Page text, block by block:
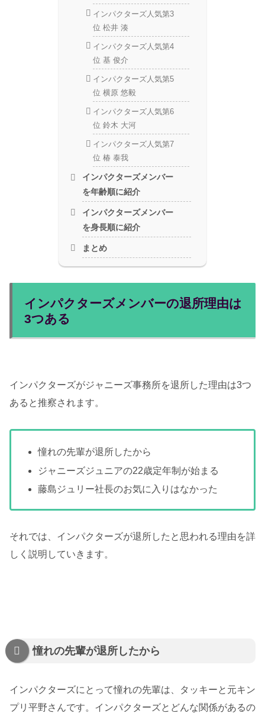
インパクターズ人気第3
位 松井 湊
インパクターズ人気第4
位 基 俊介
インパクターズ人気第5
位 横原 悠毅
インパクターズ人気第6
位 鈴木 大河
インパクターズ人気第7
位 椿 泰我
インパクターズメンバー
を年齢順に紹介
インパクターズメンバー
を身長順に紹介
まとめ
インパクターズメンバーの退所理由は
3つある
インパクターズがジャニーズ事務所を退所した理由は3つ
あると推察されます。
憧れの先輩が退所したから
ジャニーズジュニアの22歳定年制が始まる
藤島ジュリー社長のお気に入りはなかった
それでは、インパクターズが退所したと思われる理由を詳
しく説明していきます。
憧れの先輩が退所したから
インパクターズにとって憧れの先輩は、タッキーと元キン
プリ平野さんです。インパクターズとどんな関係があるの